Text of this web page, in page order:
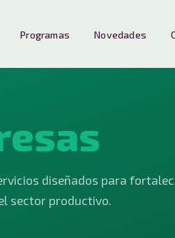
Programas Novedades
diseñados para
sector productivo.